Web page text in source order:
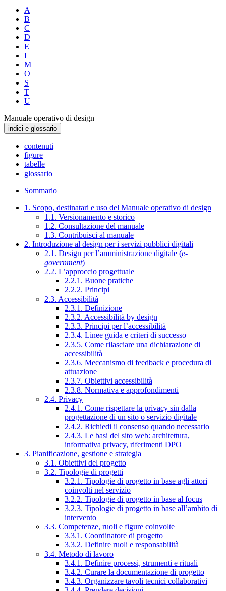
A
B
C
D
E
I
M
O
S
T
U
Manuale operativo di design
indici e glossario
contenuti
figure
tabelle
glossario
Sommario
1. Scopo, destinatari e uso del Manuale operativo di design
1.1. Versionamento e storico
1.2. Consultazione del manuale
1.3. Contribuisci al manuale
2. Introduzione al design per i servizi pubblici digitali
2.1. Design per l’amministrazione digitale (e-
government)
2.2. L’approccio progettuale
2.2.1. Buone pratiche
2.2.2. Principi
2.3. Accessibilità
2.3.1. Definizione
2.3.2. Accessibilità by design
2.3.3. Principi per l’accessibilità
2.3.4. Linee guida e criteri di successo
2.3.5. Come rilasciare una dichiarazione di
accessibilità
2.3.6. Meccanismo di feedback e procedura di
attuazione
2.3.7. Obiettivi accessibilità
2.3.8. Normativa e approfondimenti
2.4. Privacy
2.4.1. Come rispettare la privacy sin dalla
progettazione di un sito o servizio digitale
2.4.2. Richiedi il consenso quando necessario
2.4.3. Le basi del sito web: architettura,
informativa privacy, riferimenti DPO
3. Pianificazione, gestione e strategia
3.1. Obiettivi del progetto
3.2. Tipologie di progetti
3.2.1. Tipologie di progetto in base agli attori
coinvolti nel servizio
3.2.2. Tipologie di progetto in base al focus
3.2.3. Tipologie di progetto in base all’ambito di
intervento
3.3. Competenze, ruoli e figure coinvolte
3.3.1. Coordinatore di progetto
3.3.2. Definire ruoli e responsabilità
3.4. Metodo di lavoro
3.4.1. Definire processi, strumenti e rituali
3.4.2. Curare la documentazione di progetto
3.4.3. Organizzare tavoli tecnici collaborativi